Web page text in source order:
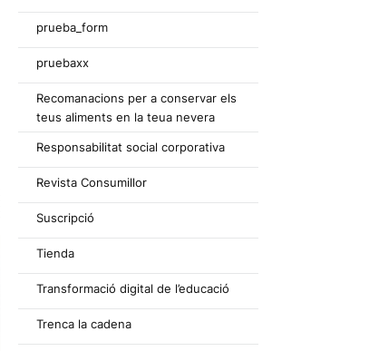
prueba_form
pruebaxx
Recomanacions per a conservar els
teus aliments en la teua nevera
Responsabilitat social corporativa
Revista Consumillor
Suscripció
Tienda
Transformació digital de l’educació
Trenca la cadena